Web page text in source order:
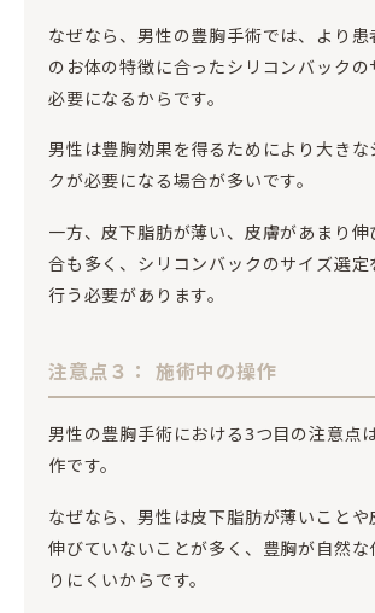
なぜなら、男性の豊胸手術では、より患
のお体の特徴に合ったシリコンバックの
必要になるからです。
男性は豊胸効果を得るためにより大きな
クが必要になる場合が多いです。
一方、皮下脂肪が薄い、皮膚があまり伸
合も多く、シリコンバックのサイズ選定
行う必要があります。
注意点３： 施術中の操作
男性の豊胸手術における3つ目の注意点
作です。
なぜなら、男性は皮下脂肪が薄いことや
伸びていないことが多く、豊胸が自然な
りにくいからです。